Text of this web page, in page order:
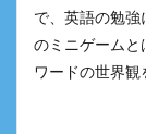
で、英語の勉強
のミニゲームと
ワードの世界観